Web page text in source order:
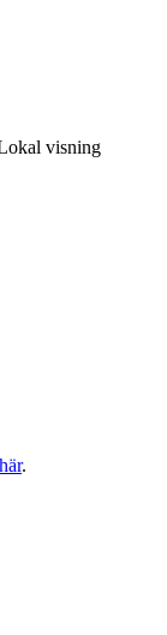
visning
här.